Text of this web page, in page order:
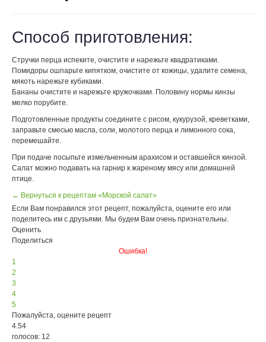
Способ приготовления:
Стручки перца испеките, очистите и нарежьте квадратиками.
Помидоры ошпарьте кипятком, очистите от кожицы, удалите семена,
мякоть нарежьте кубиками.
Бананы очистите и нарежьте кружочками. Половину нормы кинзы
мелко порубите.
Подготовленные продукты соедините с рисом, кукурузой, креветками,
заправьте смесью масла, соли, молотого перца и лимонного сока,
перемешайте.
При подаче посыпьте измельченным арахисом и оставшейся кинзой.
Салат можно подавать на гарнир к жареному мясу или домашней
птице.
← Вернуться к рецептам «Морской салат»
Если Вам понравился этот рецепт, пожалуйста, оцените его или
поделитесь им с друзьями. Мы будем Вам очень признательны.
Оценить
Поделиться
Ошибка!
1
2
3
4
5
Пожалуйста, оцените рецепт
4.54
голосов: 12